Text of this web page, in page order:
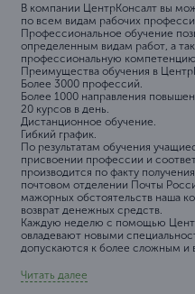
В компании ЦентрКонсалт вы
по всем видам рабочих
Профессиональное обучение
определенным видам работ, а
профессиональную компетенцию
Преимущества обучения в
Более 3000 профессий.
Более 1000 направления
20 курсов в день.
Дистанционное обучение.
Гибкий график.
По результатам обучения
присвоении профессии и
производится по факту
почтовом отделении Почты
мажорных обстоятельств наша
возврат денежных средств.
Каждую неделю с помощью
овладевают новыми
допускаются к более сложным и
Читать далее